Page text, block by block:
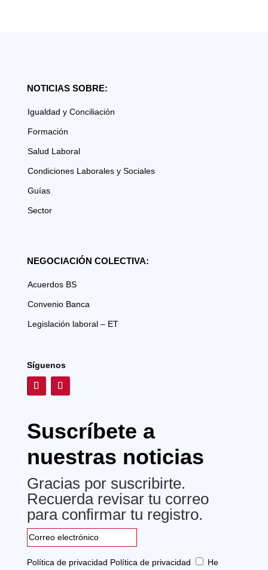
NOTICIAS SOBRE:
Igualdad y Conciliación
Formación
Salud Laboral
Condiciones Laborales y Sociales
Guías
Sector
NEGOCIACIÓN COLECTIVA:
Acuerdos BS
Convenio Banca
Legislación laboral – ET
Síguenos
Suscríbete a
nuestras noticias
Gracias por suscribirte.
Recuerda revisar tu correo
para confirmar tu registro.
Política de privacidad Política de privacidad He